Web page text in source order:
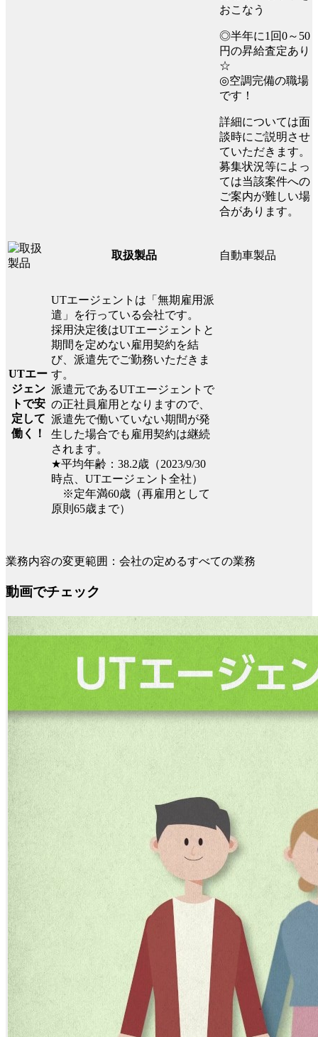
おこなう
◎半年に1回0～50
円の昇給査定あり
☆
◎空調完備の職場
です！
詳細については面
談時にご説明させ
ていただきます。
募集状況等によっ
ては当該案件への
ご案内が難しい場
合があります。
取扱製品 自動車製品
UTエー
ジェン
トで安
定して
働く！
UTエージェントは「無期雇用派
遣」を行っている会社です。
採用決定後はUTエージェントと
期間を定めない雇用契約を結
び、派遣先でご勤務いただきま
す。
派遣元であるUTエージェントで
の正社員雇用となりますので、
派遣先で働いていない期間が発
生した場合でも雇用契約は継続
されます。
★平均年齢：38.2歳（2023/9/30
時点、UTエージェント全社）
※定年満60歳（再雇用として
原則65歳まで）
業務内容の変更範囲：会社の定めるすべての業務
動画でチェック